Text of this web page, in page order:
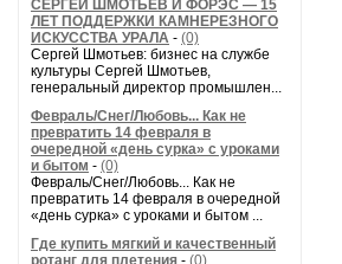
СЕРГЕЙ ШМОТЬЕВ И ФОРЭС — 15
ЛЕТ ПОДДЕРЖКИ КАМНЕРЕЗНОГО
ИСКУССТВА УРАЛА - (0)
Сергей Шмотьев: бизнес на службе
культуры Сергей Шмотьев,
генеральный директор промышлен...
Февраль/Снег/Любовь... Как не
превратить 14 февраля в
очередной «день сурка» с уроками
и бытом - (0)
Февраль/Снег/Любовь... Как не
превратить 14 февраля в очередной
«день сурка» с уроками и бытом ...
Где купить мягкий и качественный
ротанг для плетения - (0)